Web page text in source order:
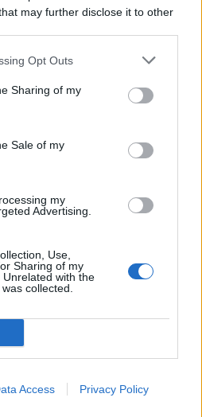
may further disclose it to other
Opt Outs
Sharing of my
Sale of my
my
Advertising.
Use,
Sharing of my
with the
collected.
Access Privacy Policy
Google News
.
επίσης